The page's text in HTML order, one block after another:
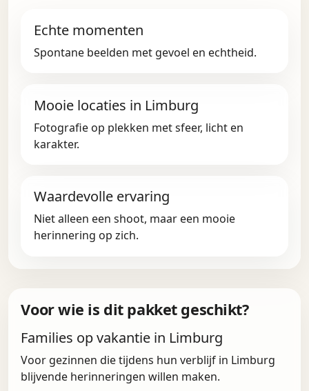
Echte momenten
Spontane beelden met gevoel en echtheid.
Mooie locaties in Limburg
Fotografie op plekken met sfeer, licht en
karakter.
Waardevolle ervaring
Niet alleen een shoot, maar een mooie
herinnering op zich.
Voor wie is dit pakket geschikt?
Families op vakantie in Limburg
Voor gezinnen die tijdens hun verblijf in Limburg
blijvende herinneringen willen maken.